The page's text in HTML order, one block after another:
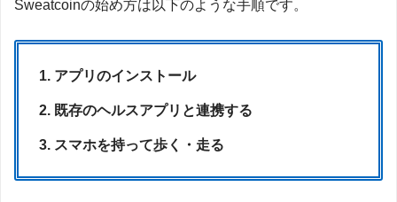
Sweatcoinの始め方は以下のような手順です。
アプリのインストール
既存のヘルスアプリと連携する
スマホを持って歩く・走る